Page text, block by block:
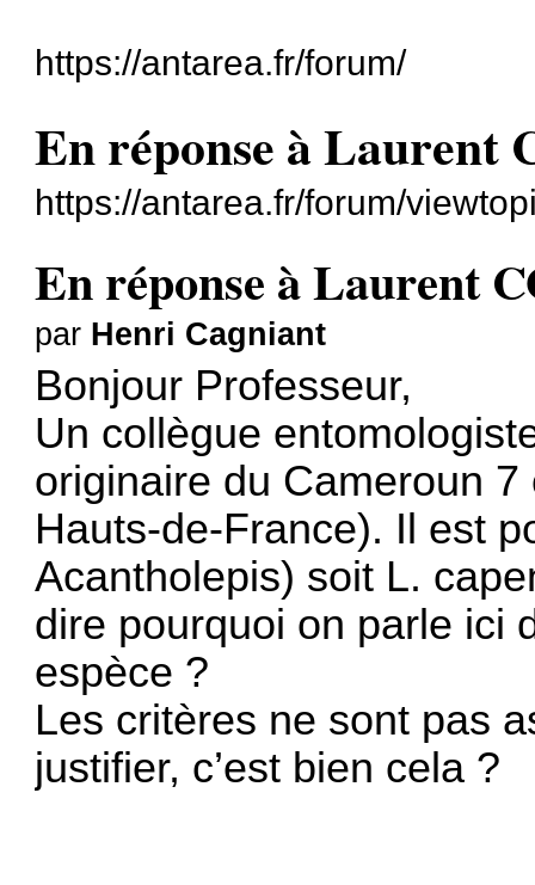
https://antarea.fr/forum/
En réponse à Laurent
https://antarea.fr/forum/
En réponse à Laurent
par Henri Cagniant
Bonjour Professeur,
Un collègue
originaire du Cameroun
Hauts-de-France). Il est
Acantholepis) soit L.
dire pourquoi on parle ici
espèce ?
Les critères ne sont pas
justifier, c’est bien cela ?